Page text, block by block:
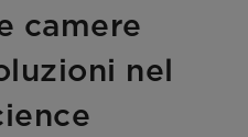
camere
nel